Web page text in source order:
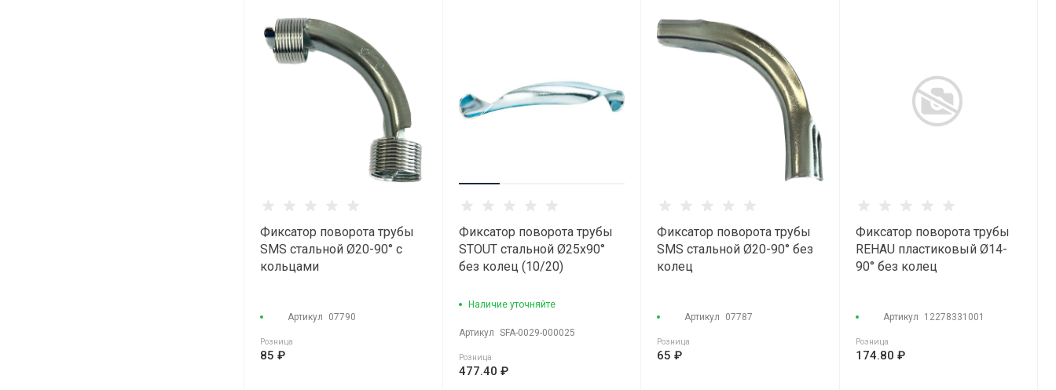
Фиксатор поворота трубы
SMS стальной Ø20-90° с
кольцами
Артикул 07790
Розница
85 ₽
Фиксатор поворота трубы
STOUT стальной Ø25х90°
без колец (10/20)
Наличие уточняйте
Артикул SFA-0029-000025
Розница
477.40 ₽
Фиксатор поворота трубы
SMS стальной Ø20-90° без
колец
Артикул 07787
Розница
65 ₽
Фиксатор поворота трубы
REHAU пластиковый Ø14-
90° без колец
Артикул 12278331001
Розница
174.80 ₽